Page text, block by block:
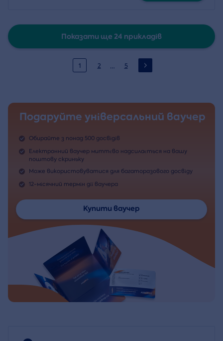
Показати ще 24 прикладів
1 2 … 5
Подаруйте універсальний ваучер
Обирайте з понад 500 досвідів
Електронний ваучер миттєво надсилається на вашу
поштову скриньку
Може використовуватися для багаторазового досвіду
12-місячний термін дії ваучера
Купити ваучер